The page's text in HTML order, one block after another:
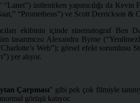
üstlenirken yapımcılığı da Kevin
“Prometheus”) ve Scott Derrickson &
ekibinin içinde sinematograf Ben
tasarımcısı Alexandra Byrne
Web”); görsel efekt
yer alıyor.
Çarpması” gibi pek çok filmiyle
görüşü katıyor.